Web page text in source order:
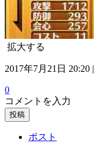
拡大する
2017年7月21日 20:20 |
0
コメントを入力
投稿
ポスト